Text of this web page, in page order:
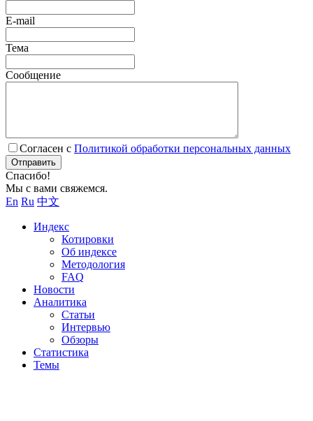
E-mail
Тема
Сообщение
Согласен с Политикой обработки персональных данных
Отправить
Спасибо!
Мы с вами свяжемся.
En Ru 中文
Индекс
Котировки
Об индексе
Методология
FAQ
Новости
Аналитика
Статьи
Интервью
Обзоры
Статистика
Темы